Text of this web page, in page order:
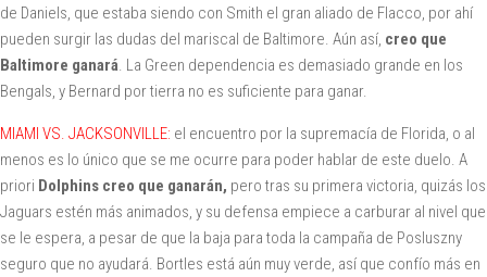
de Daniels, que estaba siendo con Smith el gran aliado de Flacco, por ahí
pueden surgir las dudas del mariscal de Baltimore. Aún así, creo que
Baltimore ganará. La Green dependencia es demasiado grande en los
Bengals, y Bernard por tierra no es suficiente para ganar.
MIAMI VS. JACKSONVILLE: el encuentro por la supremacía de Florida, o al
menos es lo único que se me ocurre para poder hablar de este duelo. A
priori Dolphins creo que ganarán, pero tras su primera victoria, quizás los
Jaguars estén más animados, y su defensa empiece a carburar al nivel que
se le espera, a pesar de que la baja para toda la campaña de Posluszny
seguro que no ayudará. Bortles está aún muy verde, así que confío más en